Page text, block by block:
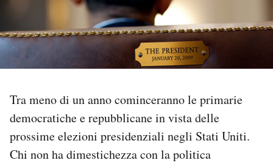
I MIEI PREFERITI
SHOP
Tra meno di un anno cominceranno le primarie
democratiche e repubblicane in vista delle
prossime elezioni presidenziali negli Stati Uniti.
Chi non ha dimestichezza con la politica